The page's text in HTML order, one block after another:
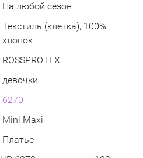
На любой сезон
Текстиль (клетка), 100%
хлопок
ROSSPROTEX
девочки
6270
Mini Maxi
Платье